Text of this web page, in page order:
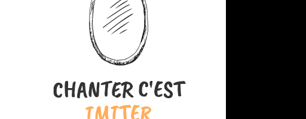
CHANTER C'EST